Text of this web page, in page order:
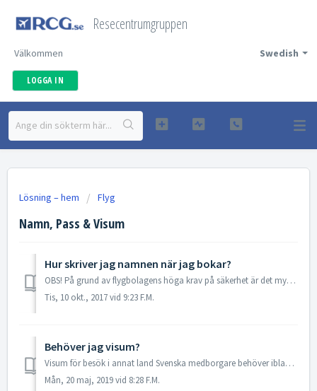
Resecentrumgruppen
Swedish
Välkommen
LOGGA IN
Lösning – hem Flyg
Namn, Pass & Visum
Hur skriver jag namnen när jag bokar?
OBS! På grund av flygbolagens höga krav på säkerhet är det mycket viktigt att fylla i korrekt stavade namn på alla resenärer i bokningen. Detta kan inte änd...
Tis, 10 okt., 2017 vid 9:23 F.M.
Behöver jag visum?
Visum för besök i annat land Svenska medborgare behöver ibland ha visum för att besöka ett annat land. Kontakta landets ambassad/konsulat i Stockholm, om ...
Mån, 20 maj, 2019 vid 8:28 F.M.